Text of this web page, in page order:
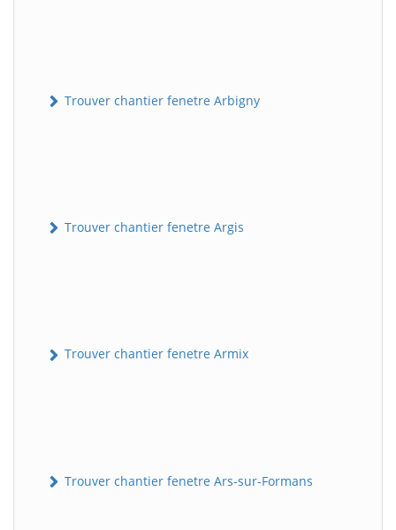
Trouver chantier fenetre Arbigny
Trouver chantier fenetre Argis
Trouver chantier fenetre Armix
Trouver chantier fenetre Ars-sur-Formans